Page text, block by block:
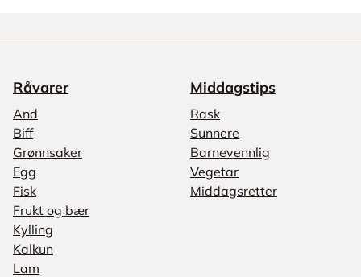
Råvarer
And
Biff
Grønnsaker
Egg
Fisk
Frukt og bær
Kylling
Kalkun
Lam
Middagstips
Rask
Sunnere
Barnevennlig
Vegetar
Middagsretter